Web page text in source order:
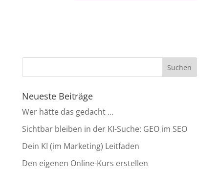
Neueste Beiträge
Wer hätte das gedacht …
Sichtbar bleiben in der KI-Suche: GEO im SEO
Dein KI (im Marketing) Leitfaden
Den eigenen Online-Kurs erstellen